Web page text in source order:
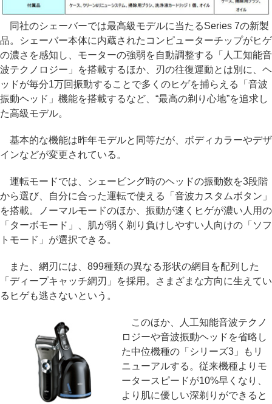
同社のシェーバーでは最高級モデルに当たるSeries 7の新製
品。シェーバー本体に内蔵されたコンピューターチップがヒゲ
の濃さを感知し、モーターの強弱を自動調整する「人工知能音
波テクノロジー」を搭載するほか、刃の往復運動とは別に、ヘ
ッドが毎分1万回振動することで多くのヒゲを捕らえる「音波
振動ヘッド」機能を搭載するなど、“最高の剃り心地”を追求し
た高級モデル。
基本的な機能は昨年モデルと同等だが、ボディカラーやデザ
インなどが変更されている。
運転モードでは、シェービング時のヘッドの振動数を3段階
から選び、自分に合った運転で使える「音波カスタムボタン」
を搭載。ノーマルモードのほか、振動が速くヒゲが濃い人用の
「ターボモード」、肌が弱く剃り負けしやすい人向けの「ソフ
トモード」が選択できる。
また、網刃には、899種類の異なる形状の網目を配列した
「ディープキャッチ網刃」を採用。さまざまな方向に生えてい
るヒゲも逃さないという。
このほか、人工知能音波テクノ
ロジーや音波振動ヘッドを省略し
た中位機種の「シリーズ3」もリ
ニューアルする。従来機種よりモ
ータースピードが10%早くなり、
より肌に優しい深剃りができると